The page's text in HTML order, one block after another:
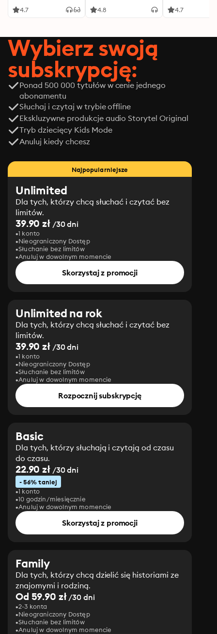
4.7 4.8 4.7
Wybierz swoją
subskrypcję:
Ponad 500 000 tytułów w cenie jednego
abonamentu
Słuchaj i czytaj w trybie offline
Ekskluzywne produkcje audio Storytel Original
Tryb dziecięcy Kids Mode
Anuluj kiedy chcesz
Najpopularniejsze
Unlimited
Dla tych, którzy chcą słuchać i czytać bez
limitów.
39.90 zł/30 dni
1 konto
Nieograniczony Dostęp
Słuchanie bez limitów
Anuluj w dowolnym momencie
Skorzystaj z promocji
Unlimited na rok
Dla tych, którzy chcą słuchać i czytać bez
limitów.
39.90 zł/30 dni
1 konto
Nieograniczony Dostęp
Słuchanie bez limitów
Anuluj w dowolnym momencie
Rozpocznij subskrypcję
Basic
Dla tych, którzy słuchają i czytają od czasu
do czasu.
22.90 zł/30 dni
- 56% taniej
1 konto
10 godzin/miesięcznie
Anuluj w dowolnym momencie
Skorzystaj z promocji
Family
Dla tych, którzy chcą dzielić się historiami ze
znajomymi i rodziną.
Od 59.90 zł/30 dni
2-3 konta
Nieograniczony Dostęp
Słuchanie bez limitów
Anuluj w dowolnym momencie